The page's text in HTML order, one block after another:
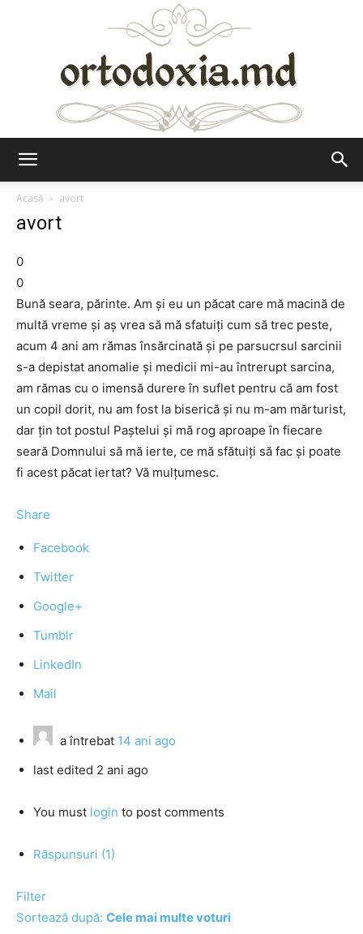
Acasă
avort
avort
0
0
Bună seara, părinte. Am şi eu un păcat care mă macină de
multă vreme şi aş vrea să mă sfatuiţi cum să trec peste,
acum 4 ani am rămas însărcinată şi pe parsucrsul sarcinii
s-a depistat anomalie şi medicii mi-au întrerupt sarcina,
am rămas cu o imensă durere în suflet pentru că am fost
un copil dorit, nu am fost la biserică şi nu m-am mărturist,
dar ţin tot postul Paştelui şi mă rog aproape în fiecare
seară Domnului să mă ierte, ce mă sfătuiţi să fac şi poate
fi acest păcat iertat? Vă mulţumesc.
Share
Facebook
Twitter
Google+
Tumblr
LinkedIn
Mail
a întrebat 14 ani ago
last edited 2 ani ago
You must login to post comments
Răspunsuri (1)
Filter
Sortează după: Cele mai multe voturi